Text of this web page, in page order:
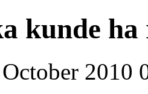
kunde
2010